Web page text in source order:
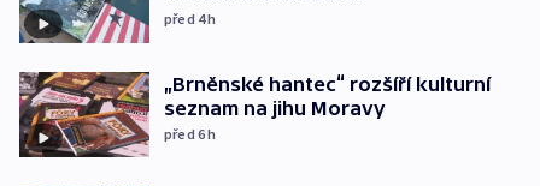
před 4h
„Brněnské hantec“ rozšíří kulturní
seznam na jihu Moravy
před 6h